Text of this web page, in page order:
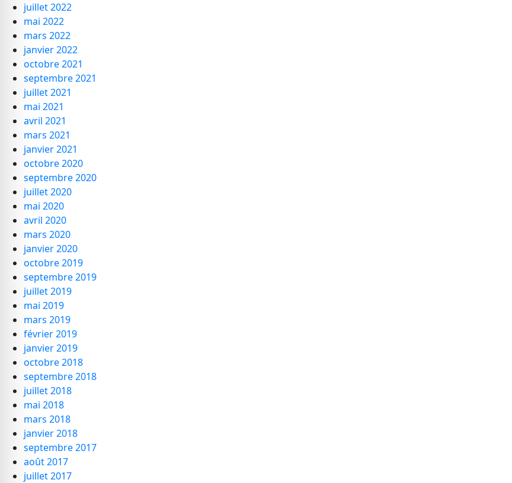
juillet 2022
mai 2022
mars 2022
janvier 2022
octobre 2021
septembre 2021
juillet 2021
mai 2021
avril 2021
mars 2021
janvier 2021
octobre 2020
septembre 2020
juillet 2020
mai 2020
avril 2020
mars 2020
janvier 2020
octobre 2019
septembre 2019
juillet 2019
mai 2019
mars 2019
février 2019
janvier 2019
octobre 2018
septembre 2018
juillet 2018
mai 2018
mars 2018
janvier 2018
septembre 2017
août 2017
juillet 2017